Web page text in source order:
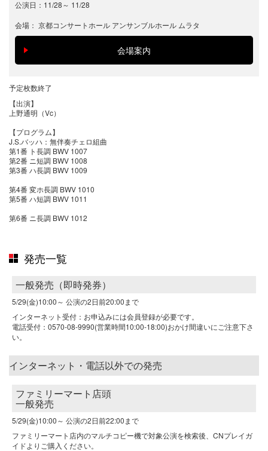
公演日： 11/28～ 11/28
会場： 京都コンサートホール アンサンブルホール ムラタ
予定枚数終了
【出演】
上野通明（Vc）
【プログラム】
J.S.バッハ：無伴奏チェロ組曲
第1番 ト長調 BWV 1007
第2番 ニ短調 BWV 1008
第3番 ハ長調 BWV 1009
第4番 変ホ長調 BWV 1010
第5番 ハ短調 BWV 1011
第6番 ニ長調 BWV 1012
発売一覧
一般発売（即時発券）
5/29(金)10:00～ 公演の2日前20:00まで
インターネット受付：お申込みには会員登録が必要です。
電話受付：0570-08-9990(営業時間10:00-18:00)おかけ間違いにご注意下さ
い。
インターネット・電話以外での発売
ファミリーマート店頭
一般発売
5/29(金)10:00～ 公演の2日前22:00まで
ファミリーマート店内のマルチコピー機で対象公演を検索後、CNプレイガ
イドよりご購入ください。